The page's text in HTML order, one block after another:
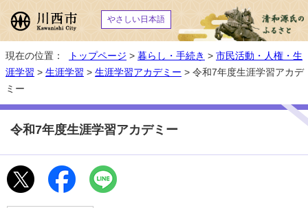
やさしい日本語
現在の位置： トップページ > 暮らし・手続き > 市民活動・人権・生
涯学習 > 生涯学習 > 生涯学習アカデミー > 令和7年度生涯学習アカデ
ミー
令和7年度生涯学習アカデミー